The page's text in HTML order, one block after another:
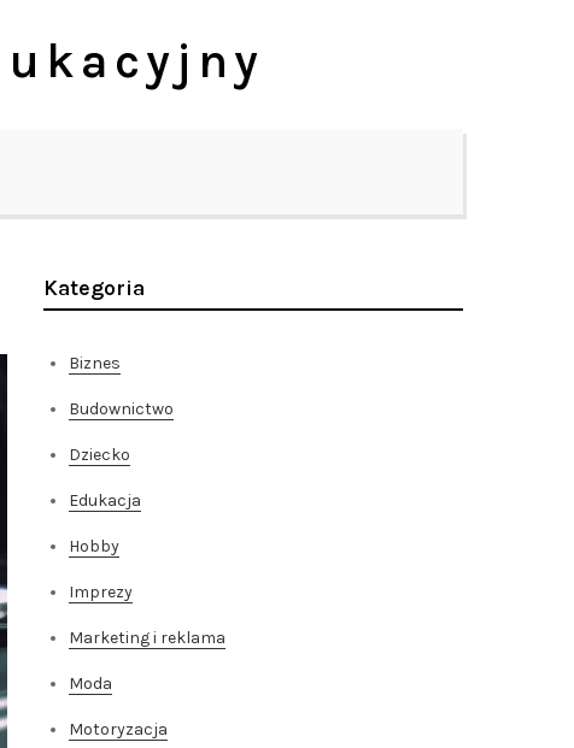
Kategoria
Biznes
Budownictwo
Dziecko
Edukacja
Hobby
Imprezy
Marketing i reklama
Moda
Motoryzacja